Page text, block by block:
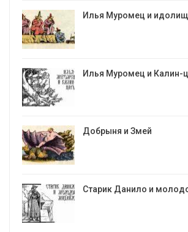
Илья Муромец и
Илья Муромец и Калин-
Добрыня и Змей
Старик Данило и